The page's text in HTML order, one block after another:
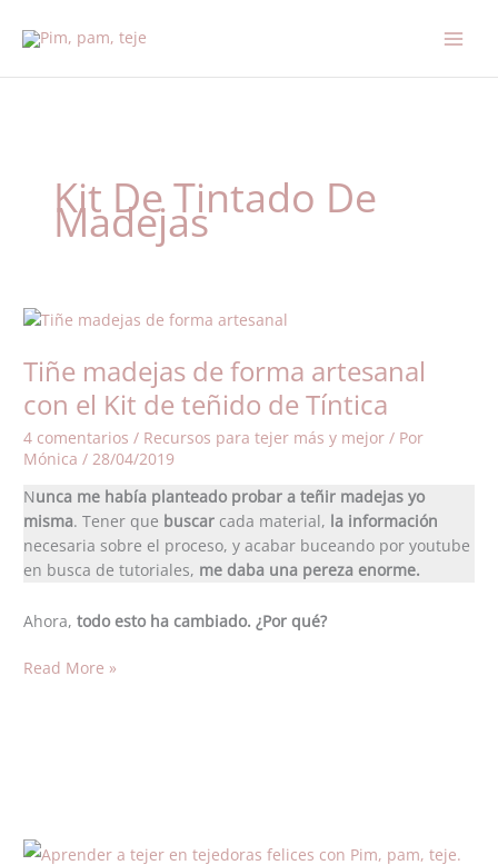
Kit De Tintado De
Madejas
Tiñe madejas de forma artesanal
con el Kit de teñido de Tíntica
4 comentarios / Recursos para tejer más y mejor / Por
Mónica/28/04/2019
Nunca me había planteado probar a teñir madejas yo
misma. Tener que buscar cada material, la información
necesaria sobre el proceso, y acabar buceando por youtube
en busca de tutoriales, me daba una pereza enorme.
Ahora,todo esto ha cambiado. ¿Por qué?
Tiñe
de
artesanal
con
el
Kit
de
Read More »